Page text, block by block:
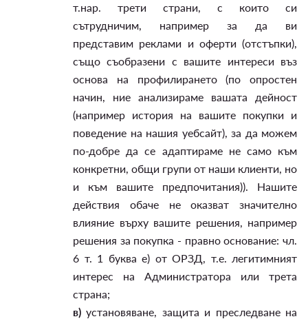
т.нар. трети страни, с които си
сътрудничим, например за да ви
представим реклами и оферти (отстъпки),
също съобразени с вашите интереси въз
основа на профилирането (по опростен
начин, ние анализираме вашата дейност
(например история на вашите покупки и
поведение на нашия уебсайт), за да можем
по-добре да се адаптираме не само към
конкретни, общи групи от наши клиенти, но
и към вашите предпочитания)). Нашите
действия обаче не оказват значително
влияние върху вашите решения, например
решения за покупка - правно основание: чл.
6 т. 1 буква е) от ОРЗД, т.е. легитимният
интерес на Администратора или трета
страна;
в) установяване, защита и преследване на